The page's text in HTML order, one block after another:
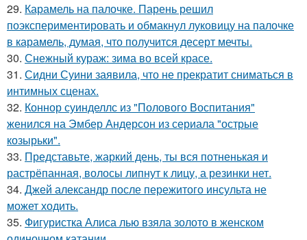
29. Карамель на палочке. Парень решил
поэкспериментировать и обмакнул луковицу на палочке
в карамель, думая, что получится десерт мечты.
30. Снежный кураж: зима во всей красе.
31. Сидни Суини заявила, что не прекратит сниматься в
интимных сценах.
32. Коннор суинделлс из "Полового Воспитания"
женился на Эмбер Андерсон из сериала "острые
козырьки".
33. Представьте, жаркий день, ты вся потненькая и
растрёпанная, волосы липнут к лицу, а резинки нет.
34. Джей александр после пережитого инсульта не
может ходить.
35. Фигуристка Алиса лью взяла золото в женском